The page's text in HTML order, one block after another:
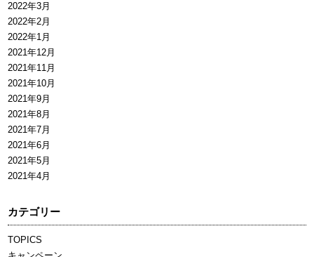
2022年3月
2022年2月
2022年1月
2021年12月
2021年11月
2021年10月
2021年9月
2021年8月
2021年7月
2021年6月
2021年5月
2021年4月
カテゴリー
TOPICS